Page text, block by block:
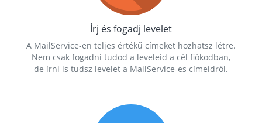
Írj és fogadj levelet
A MailService-en teljes értékű címeket hozhatsz létre.
Nem csak fogadni tudod a leveleid a cél fiókodban,
de írni is tudsz levelet a MailService-es címeidről.